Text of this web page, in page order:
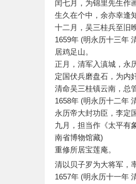
闰七月，为锦里先生作
生久在个中，余亦幸逢
十二月，吴三桂兵至旧
1659年 (明永历十三年
居鸡足山。
正月，清军入滇城，永
定国伏兵磨盘石，为内
清命吴三桂镇云南，总
1658年 (明永历十二年
永历帝大封功臣，李定
九月，担当作《太平有
南省博物馆藏)
重修所居宝莲庵。
清以贝子罗为大将军，
1657年 (明永历十一年